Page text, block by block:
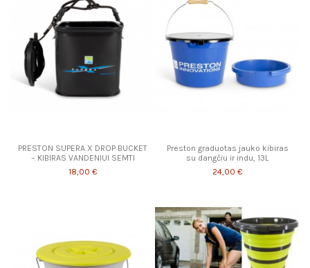
PRESTON SUPERA X DROP BUCKET
– KIBIRAS VANDENIUI SEMTI
18,00 €
Preston graduotas jauko kibiras
su dangčiu ir indu, 13L
24,00 €